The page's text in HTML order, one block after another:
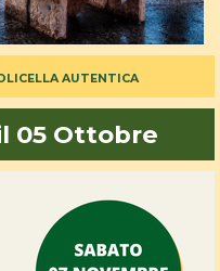
AUTENTICA
05 Ottobre